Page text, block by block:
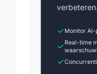
Monitor
Real-time